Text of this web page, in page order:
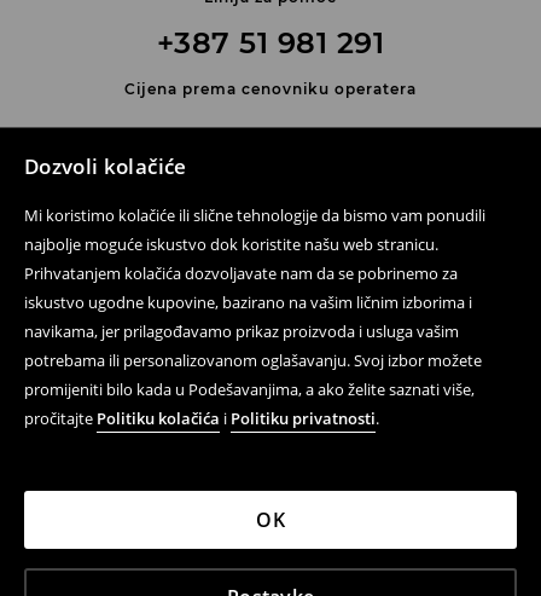
Dozvoli kolačiće
Mi koristimo kolačiće ili slične tehnologije da bismo vam ponudili
najbolje moguće iskustvo dok koristite našu web stranicu.
Prihvatanjem kolačića dozvoljavate nam da se pobrinemo za
iskustvo ugodne kupovine, bazirano na vašim ličnim izborima i
navikama, jer prilagođavamo prikaz proizvoda i usluga vašim
potrebama ili personalizovanom oglašavanju. Svoj izbor možete
promijeniti bilo kada u Podešavanjima, a ako želite saznati više,
pročitajte Politiku kolačića i Politiku privatnosti.
OK
+387 51 981 291
Cijena prema cenovniku operatera
Prati nas
Pomoć i kontakt
Pravila korištenja
Politika privatnosti
LPP